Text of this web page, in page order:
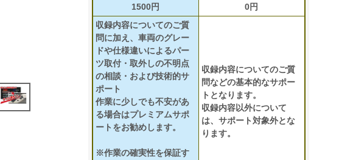
1500円
0円
収録内容についてのご質
問に加え、車両のグレー
ドや仕様違いによるパー
ツ取付・取外しの不明点
の相談・および技術的サ
ポート
作業に少しでも不安があ
る場合はプレミアムサポ
ートをお勧めします。
※作業の確実性を保証す
収録内容についてのご質
問などの基本的なサポー
トとなります。
収録内容以外について
は、サポート対象外とな
ります。